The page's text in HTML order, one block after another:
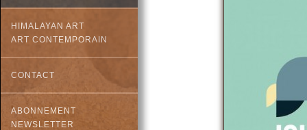
HIMALAYAN ART
ART CONTEMPORAIN
CONTACT
ABONNEMENT
NEWSLETTER